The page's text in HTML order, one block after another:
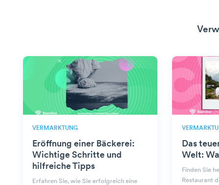
VERMARKTUNG
Eröffnung einer Bäckerei:
Wichtige Schritte und
hilfreiche Tipps
Erfahren Sie, wie Sie erfolgreich eine
Das
Welt:
Finden Sie
Restaurant